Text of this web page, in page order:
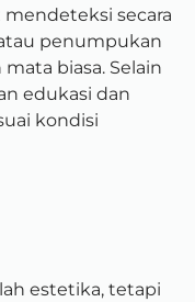
secara
penumpukan
biasa. Selain
edukasi dan
kondisi
estetika, tetapi